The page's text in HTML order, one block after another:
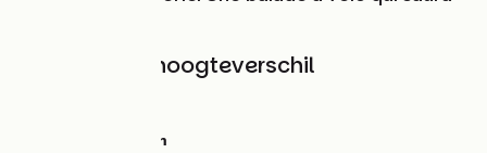
Hellingen en hoogteverschil
0m